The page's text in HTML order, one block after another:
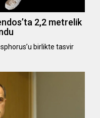
2,2 metrelik
birlikte tasvir